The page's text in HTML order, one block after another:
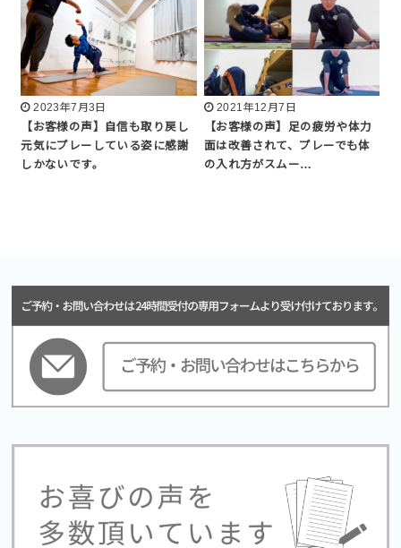
2023年7月3日
【お客様の声】自信も取り戻し
元気にプレーしている姿に感謝
しかないです。
2021年12月7日
【お客様の声】足の疲労や体力
面は改善されて、プレーでも体
の入れ方がスムー…